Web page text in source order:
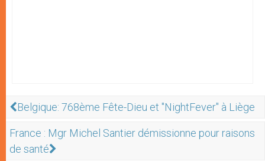
Belgique: 768ème Fête-Dieu et "NightFever" à Liège
France : Mgr Michel Santier démissionne pour raisons
de santé